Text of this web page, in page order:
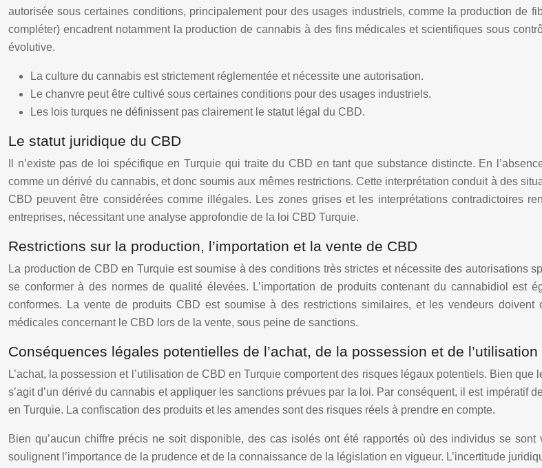
autorisée sous certaines conditions, principalement pour des usages industriels, comme la production de
compléter) encadrent notamment la production de cannabis à des fins médicales et scientifiques sous
évolutive.
La culture du cannabis est strictement réglementée et nécessite une autorisation.
Le chanvre peut être cultivé sous certaines conditions pour des usages industriels.
Les lois turques ne définissent pas clairement le statut légal du CBD.
Le statut juridique du CBD
Il n’existe pas de loi spécifique en Turquie qui traite du CBD en tant que substance distincte. En
comme un dérivé du cannabis, et donc soumis aux mêmes restrictions. Cette interprétation conduit à des
CBD peuvent être considérées comme illégales. Les zones grises et les interprétations contradictoires
entreprises, nécessitant une analyse approfondie de la loi CBD Turquie.
Restrictions sur la production, l’importation et la vente de CBD
La production de CBD en Turquie est soumise à des conditions très strictes et nécessite des autorisations
se conformer à des normes de qualité élevées. L’importation de produits contenant du cannabidiol est
conformes. La vente de produits CBD est soumise à des restrictions similaires, et les vendeurs
médicales concernant le CBD lors de la vente, sous peine de sanctions.
Conséquences légales potentielles de l’achat, de la possession et de l’utilisation
L’achat, la possession et l’utilisation de CBD en Turquie comportent des risques légaux potentiels. Bien
s’agit d’un dérivé du cannabis et appliquer les sanctions prévues par la loi. Par conséquent, il est impératif
en Turquie. La confiscation des produits et les amendes sont des risques réels à prendre en compte.
Bien qu’aucun chiffre précis ne soit disponible, des cas isolés ont été rapportés où des individus se
soulignent l’importance de la prudence et de la connaissance de la législation en vigueur. L’incertitude